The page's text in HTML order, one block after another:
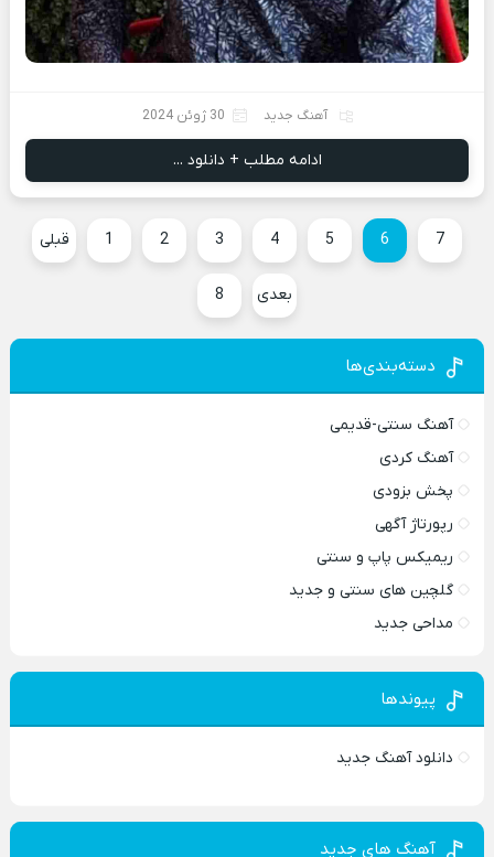
آهنگ جدید 30 ژوئن 2024
ادامه مطلب + دانلود ...
قبلی 1 2 3 4 5 6 7
8 بعدی
دسته‌بندی‌ها
آهنگ سنتی-قدیمی
آهنگ کردی
پخش بزودی
رپورتاژ آگهی
ریمیکس پاپ و سنتی
گلچین های سنتی و جدید
مداحی جدید
پیوندها
دانلود آهنگ جدید
آهنگ های جدید